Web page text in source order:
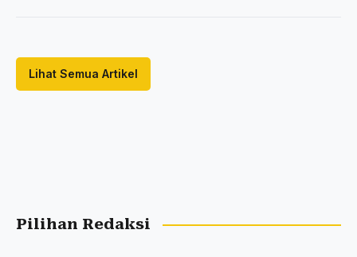
Lihat Semua Artikel
Pilihan Redaksi